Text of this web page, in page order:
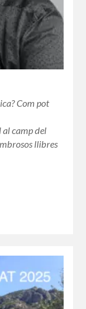
Com pot
camp del
llibres